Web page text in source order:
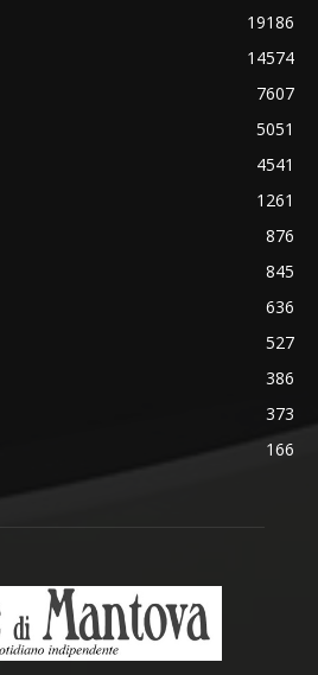
19186
14574
7607
5051
4541
1261
876
845
636
527
386
373
166